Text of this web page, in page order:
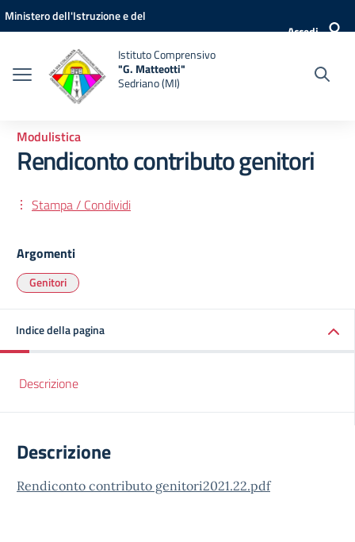
Vai ai contenuti
Vai al menu di navigazione
Vai al footer
Ministero dell'Istruzione e del
Accedi
Istituto Comprensivo
"G. Matteotti"
Sedriano (MI)
Modulistica
Rendiconto contributo genitori
Stampa / Condividi
Argomenti
Genitori
Indice della pagina
Descrizione
Descrizione
Rendiconto contributo genitori2021.22.pdf